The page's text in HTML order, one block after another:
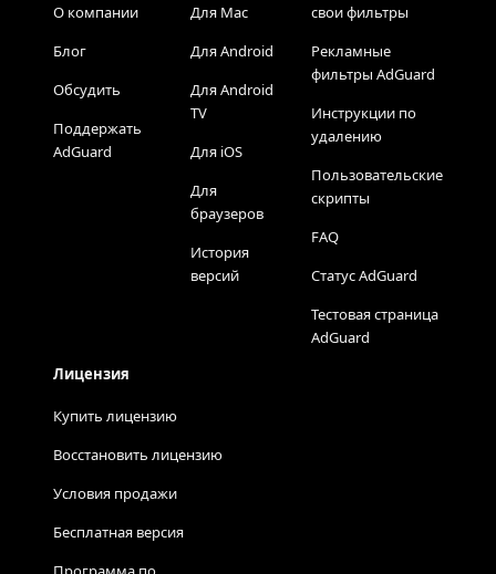
О компании
Блог
Обсудить
Поддержать
AdGuard
Для Mac
Для Android
Для Android
TV
Для iOS
Для
браузеров
История
версий
свои фильтры
Рекламные
фильтры AdGuard
Инструкции по
удалению
Пользовательские
скрипты
FAQ
Статус AdGuard
Тестовая страница
AdGuard
Лицензия
Купить лицензию
Восстановить лицензию
Условия продажи
Бесплатная версия